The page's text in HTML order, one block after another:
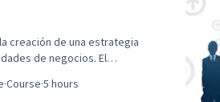
creación de una estrategia
de negocios. El
posibles soluciones. El
·Course·5 hours